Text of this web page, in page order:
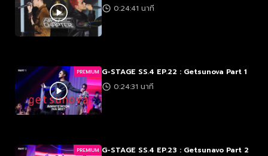
0:24:41 นาที
PREMIUM G-STAGE SS.4 EP.22 : Getsunova Part 1
0:24:31 นาที
PREMIUM G-STAGE SS.4 EP.23 : Getsunavo Part 2